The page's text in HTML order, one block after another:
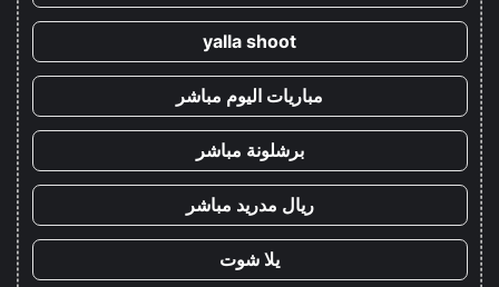
yalla shoot
مباريات اليوم مباشر
برشلونة مباشر
ريال مدريد مباشر
يلا شوت